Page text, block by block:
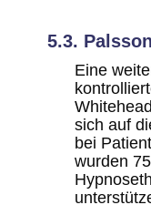
5.3.
Eine
sich auf
bei
wurden